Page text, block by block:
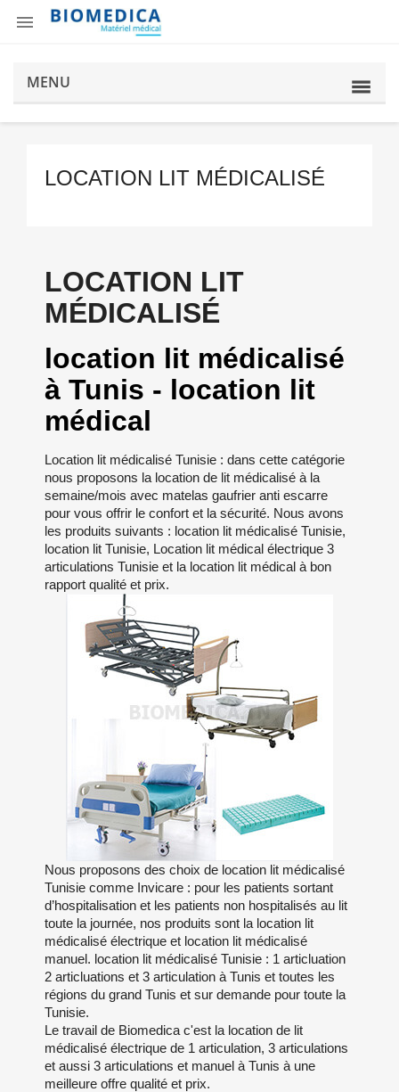

MENU
LOCATION LIT MÉDICALISÉ
LOCATION LIT
MÉDICALISÉ
location lit médicalisé
à Tunis - location lit
médical
Location lit médicalisé Tunisie : dans cette catégorie
nous proposons la location de lit médicalisé à la
semaine/mois avec matelas gaufrier anti escarre
pour vous offrir le confort et la sécurité. Nous avons
les produits suivants : location lit médicalisé Tunisie,
location lit Tunisie, Location lit médical électrique 3
articulations Tunisie et la location lit médical à bon
rapport qualité et prix.
Nous proposons des choix de location lit médicalisé
Tunisie comme Invicare : pour les patients sortant
d’hospitalisation et les patients non hospitalisés au lit
toute la journée, nos produits sont la location lit
médicalisé électrique et location lit médicalisé
manuel. location lit médicalisé Tunisie : 1 articluation
2 articluations et 3 articulation à Tunis et toutes les
régions du grand Tunis et sur demande pour toute la
Tunisie.
Le travail de Biomedica c'est la location de lit
médicalisé électrique de 1 articulation, 3 articulations
et aussi 3 articulations et manuel à Tunis à une
meilleure offre qualité et prix.